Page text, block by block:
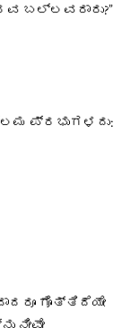
ಬಲ್ಲವರಾರು?”
ಪ್ರಭುಗಳದು:
ಗೊತ್ತಿದೆಯೇ